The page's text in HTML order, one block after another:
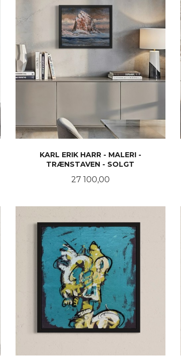
KARL ERIK HARR - MALERI -
TRÆNSTAVEN - SOLGT
Pris
27 100,00